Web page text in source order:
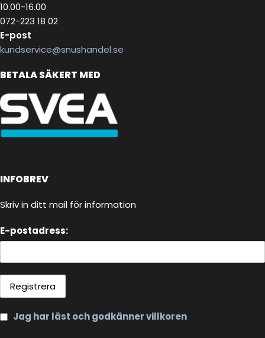
10.00-16.00
072-223 18 02
E-post
kundservice@snushandel.se
BETALA SÄKERT MED
INFOBREV
Skriv in ditt mail för information
E-postadress:
Jag har läst och godkänner villkoren